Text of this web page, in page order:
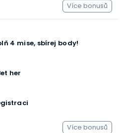
Více bonusů
4 mise, sbírej body!
her
Více bonusů